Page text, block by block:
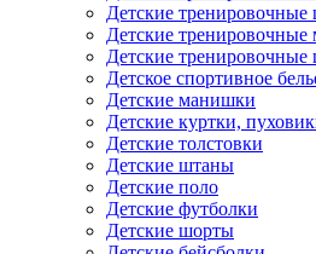
Детские
Детские тренировочные
Детские
Детское спортивное
Детские манишки
Детские куртки,
Детские толстовки
Детские штаны
Детские поло
Детские футболки
Детские шорты